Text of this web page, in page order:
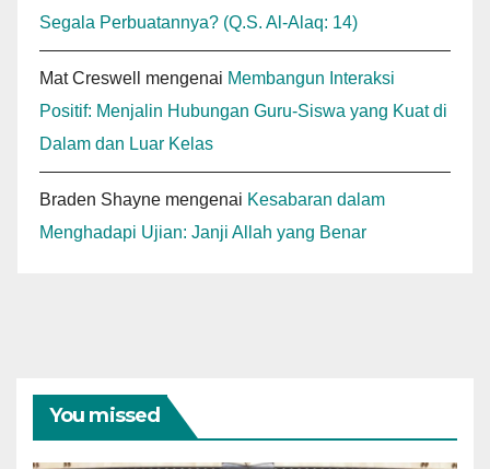
Segala Perbuatannya? (Q.S. Al-Alaq: 14)
Mat Creswell mengenai Membangun Interaksi
Positif: Menjalin Hubungan Guru-Siswa yang Kuat di
Dalam dan Luar Kelas
Braden Shayne mengenai Kesabaran dalam
Menghadapi Ujian: Janji Allah yang Benar
You missed